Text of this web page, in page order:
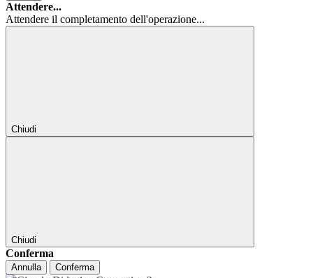
Attendere...
Attendere il completamento dell'operazione...
Chiudi
Chiudi
Conferma
Annulla Conferma